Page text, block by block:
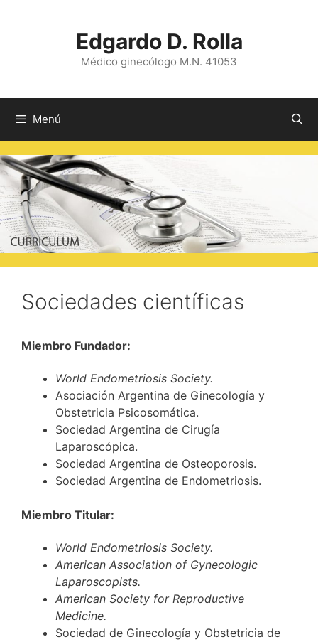
Edgardo D. Rolla
Médico ginecólogo M.N. 41053
Menú
Sociedades científicas
Miembro Fundador:
World Endometriosis Society.
Asociación Argentina de Ginecología y
Obstetricia Psicosomática.
Sociedad Argentina de Cirugía
Laparoscópica.
Sociedad Argentina de Osteoporosis.
Sociedad Argentina de Endometriosis.
Miembro Titular:
World Endometriosis Society.
American Association of Gynecologic
Laparoscopists.
American Society for Reproductive
Medicine.
Sociedad de Ginecología y Obstetricia de